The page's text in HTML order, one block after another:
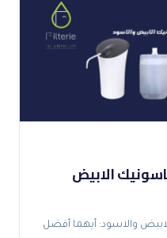
الابيض
والاسود: أيهما أفضل